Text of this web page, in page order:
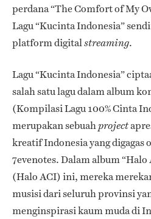
perdana “The Comfort of My
Lagu “Kucinta Indonesia”
platform digitalstreaming.
Lagu “Kucinta Indonesia”
salah satu lagu dalam album
(Kompilasi Lagu 100% Cinta
merupakan sebuahproject
kreatif Indonesia yang digagas
7evenotes. Dalam album
(Halo ACI) ini, mereka
musisi dari seluruh provinsi
menginspirasi kaum muda di